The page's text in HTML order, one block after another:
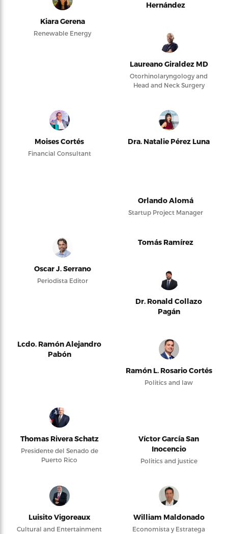
Kiara Gerena
Renewable Energy
Hernández
Laureano Giraldez MD
Otorhinolaryngology and
Head and Neck Surgery
Moises Cortés
Financial Consultant
Dra. Natalie Pérez Luna
Orlando Alomá
Startup Project Manager
Oscar J. Serrano
Periodista Editor
Tomás Ramírez
Dr. Ronald Collazo
Pagán
Lcdo. Ramón Alejandro
Pabón
Ramón L. Rosario Cortés
Politics and law
Thomas Rivera Schatz
Presidente del Senado de
Puerto Rico
Víctor García San
Inocencio
Politics and justice
Luisito Vigoreaux
Cultural and Entertainment
William Maldonado
Economista y Estratega